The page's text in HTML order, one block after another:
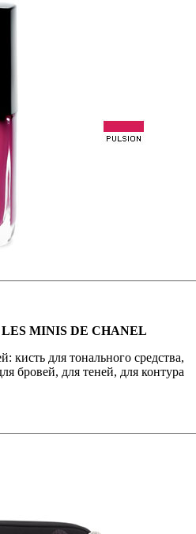
LES MINIS DE CHANEL
кисть для тонального средства,
бровей, для теней, для контура